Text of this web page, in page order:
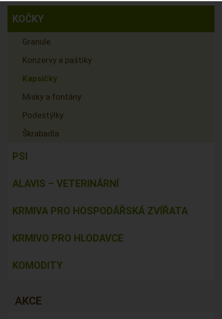
KOČKY
Granule
Konzervy a paštiky
Kapsičky
Misky a fontány
Podestýlky
Škrabadla
PSI
ALAVIS – VETERINÁRNÍ
KRMIVA PRO HOSPODÁŘSKÁ ZVÍŘATA
KRMIVO PRO HLODAVCE
KOMODITY
AKCE